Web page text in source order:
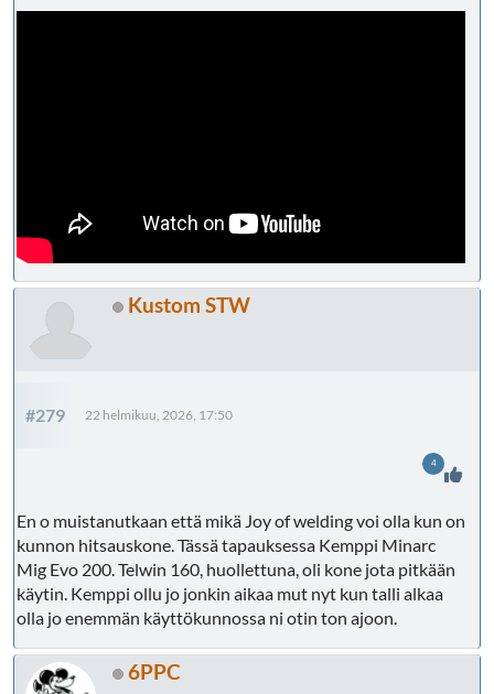
Kustom STW
#279 22 helmikuu, 2026, 17:50
En o muistanutkaan että mikä Joy of welding voi olla kun on
kunnon hitsauskone. Tässä tapauksessa Kemppi Minarc
Mig Evo 200. Telwin 160, huollettuna, oli kone jota pitkään
käytin. Kemppi ollu jo jonkin aikaa mut nyt kun talli alkaa
olla jo enemmän käyttökunnossa ni otin ton ajoon.
4
6PPC